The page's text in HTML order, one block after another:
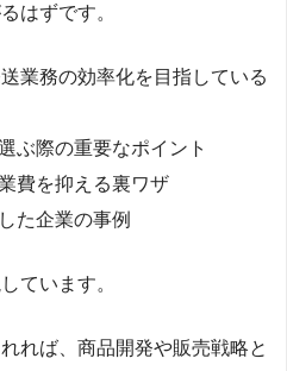
はずです。
業務の効率化を目指している
ぶ際の重要なポイント
費を抑える裏ワザ
た企業の事例
ています。
れば、商品開発や販売戦略と